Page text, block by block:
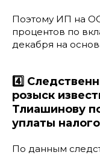
Поэтому ИП на
процентов по
декабря на
4️⃣
розыск
Тлиашинову
уплаты
По данным